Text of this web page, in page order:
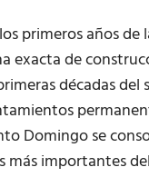
primeros años
exacta de
décadas
Domingo se
más importantes